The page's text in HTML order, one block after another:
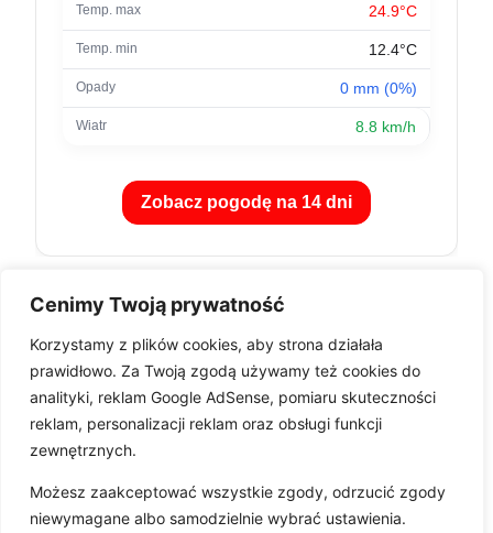
Cenimy Twoją prywatność
Korzystamy z plików cookies, aby strona działała
prawidłowo. Za Twoją zgodą używamy też cookies do
analityki, reklam Google AdSense, pomiaru skuteczności
reklam, personalizacji reklam oraz obsługi funkcji
zewnętrznych.
Możesz zaakceptować wszystkie zgody, odrzucić zgody
niewymagane albo samodzielnie wybrać ustawienia.
24.9°C
12.4°C
0 mm (0%)
8.8 km/h
Zobacz pogodę na 14 dni